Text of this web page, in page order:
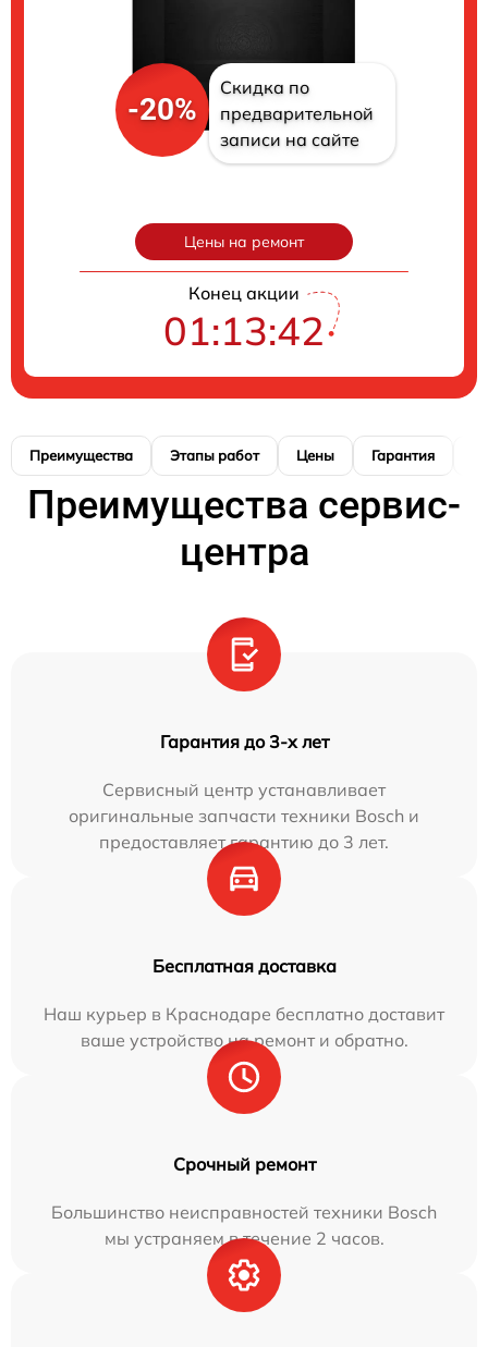
-20%
Скидка по
предварительной
записи на сайте
Цены на ремонт
Конец акции
01:13:41
Преимущества Этапы работ Цены Гарантия
Преимущества сервис-
центра
Гарантия до 3-х лет
Сервисный центр устанавливает
оригинальные запчасти техники Bosch и
предоставляет гарантию до 3 лет.
Бесплатная доставка
Наш курьер в Краснодаре бесплатно доставит
ваше устройство на ремонт и обратно.
Срочный ремонт
Большинство неисправностей техники Bosch
мы устраняем в течение 2 часов.